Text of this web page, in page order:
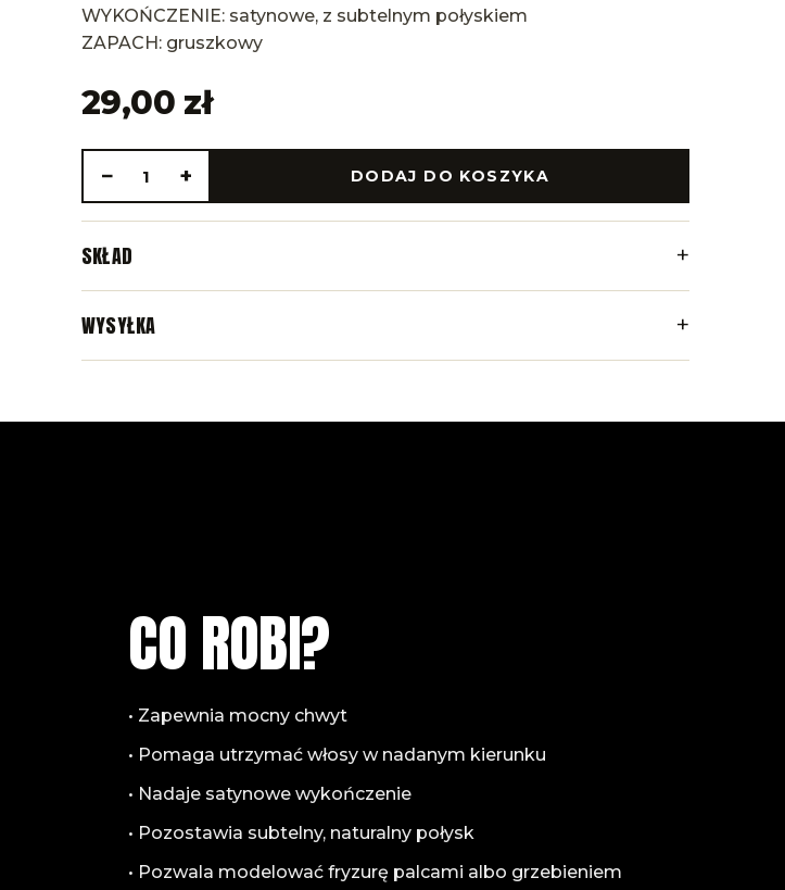
WYKOŃCZENIE: satynowe, z subtelnym połyskiem
ZAPACH: gruszkowy
29,00 zł
− 1 + DODAJ DO KOSZYKA
SKŁAD +
WYSYŁKA +
CO ROBI?
• Zapewnia mocny chwyt
• Pomaga utrzymać włosy w nadanym kierunku
• Nadaje satynowe wykończenie
• Pozostawia subtelny, naturalny połysk
• Pozwala modelować fryzurę palcami albo grzebieniem